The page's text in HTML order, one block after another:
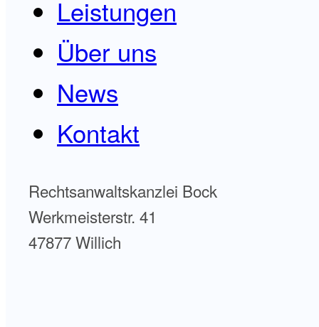
Leistungen
Über uns
News
Kontakt
Rechtsanwaltskanzlei Bock
Werkmeisterstr. 41
47877 Willich